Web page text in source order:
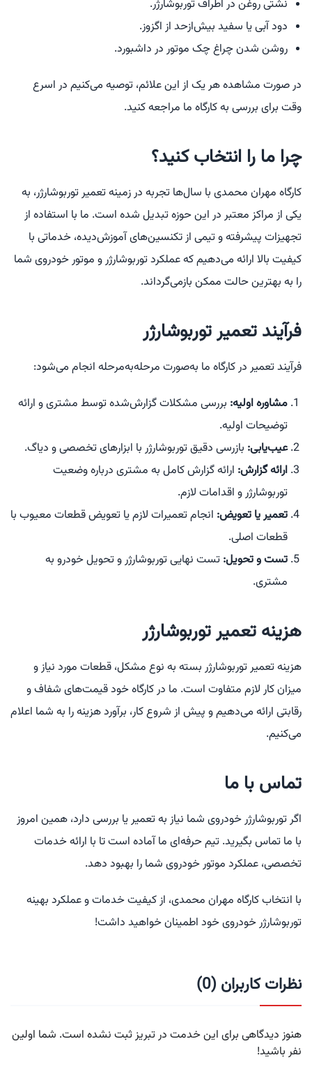
نشتی روغن در اطراف توربوشارژر.
دود آبی یا سفید بیش‌ازحد از اگزوز.
روشن شدن چراغ چک موتور در داشبورد.
در صورت مشاهده هر یک از این علائم، توصیه می‌کنیم در اسرع
وقت برای بررسی به کارگاه ما مراجعه کنید.
چرا ما را انتخاب کنید؟
کارگاه مهران محمدی با سال‌ها تجربه در زمینه تعمیر توربوشارژر، به
یکی از مراکز معتبر در این حوزه تبدیل شده است. ما با استفاده از
تجهیزات پیشرفته و تیمی از تکنسین‌های آموزش‌دیده، خدماتی با
کیفیت بالا ارائه می‌دهیم که عملکرد توربوشارژر و موتور خودروی شما
را به بهترین حالت ممکن بازمی‌گرداند.
فرآیند تعمیر توربوشارژر
فرآیند تعمیر در کارگاه ما به‌صورت مرحله‌به‌مرحله انجام می‌شود:
مشاوره اولیه: بررسی مشکلات گزارش‌شده توسط مشتری و ارائه
توضیحات اولیه.
عیب‌یابی: بازرسی دقیق توربوشارژر با ابزارهای تخصصی و دیاگ.
ارائه گزارش: ارائه گزارش کامل به مشتری درباره وضعیت
توربوشارژر و اقدامات لازم.
تعمیر یا تعویض: انجام تعمیرات لازم یا تعویض قطعات معیوب با
قطعات اصلی.
تست و تحویل: تست نهایی توربوشارژر و تحویل خودرو به
مشتری.
هزینه تعمیر توربوشارژر
هزینه تعمیر توربوشارژر بسته به نوع مشکل، قطعات مورد نیاز و
میزان کار لازم متفاوت است. ما در کارگاه خود قیمت‌های شفاف و
رقابتی ارائه می‌دهیم و پیش از شروع کار، برآورد هزینه را به شما اعلام
می‌کنیم.
تماس با ما
اگر توربوشارژر خودروی شما نیاز به تعمیر یا بررسی دارد، همین امروز
با ما تماس بگیرید. تیم حرفه‌ای ما آماده است تا با ارائه خدمات
تخصصی، عملکرد موتور خودروی شما را بهبود دهد.
با انتخاب کارگاه مهران محمدی، از کیفیت خدمات و عملکرد بهینه
توربوشارژر خودروی خود اطمینان خواهید داشت!
نظرات کاربران (0)
هنوز دیدگاهی برای این خدمت در تبریز ثبت نشده است. شما اولین
نفر باشید!